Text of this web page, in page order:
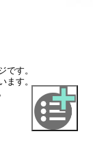
です。
ます。